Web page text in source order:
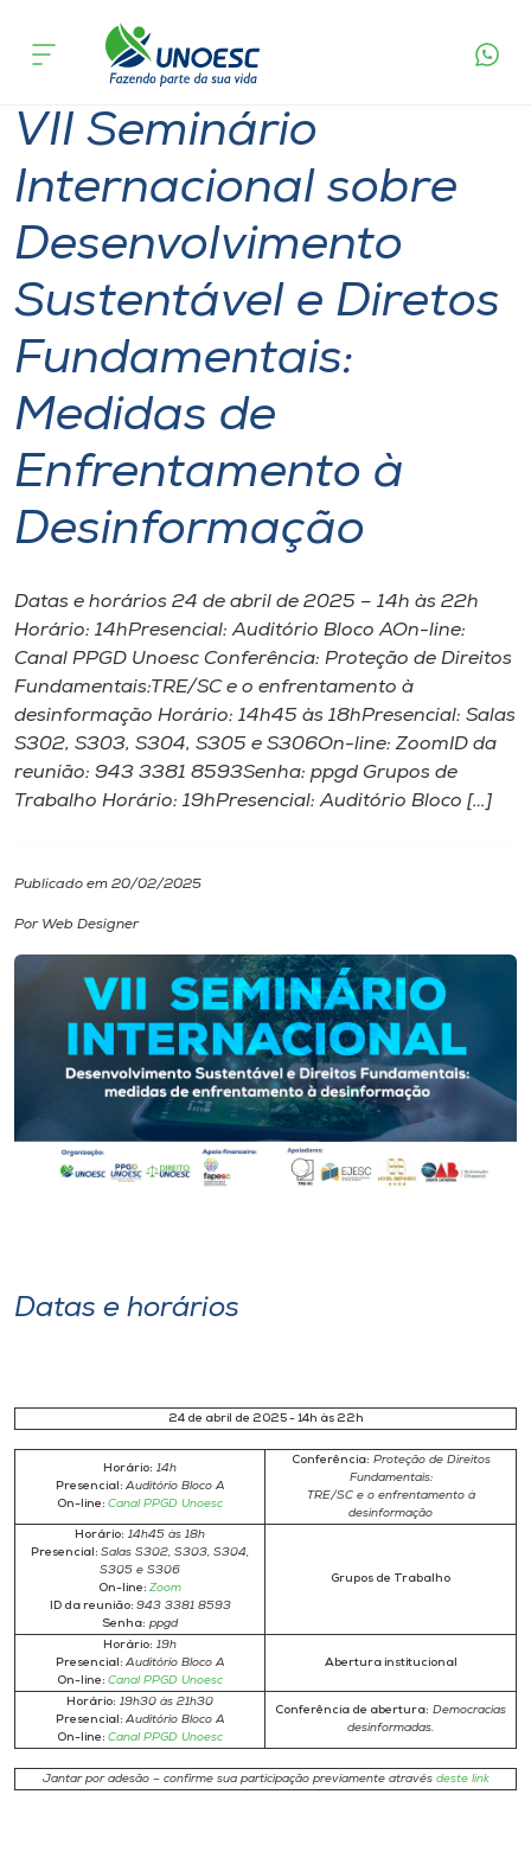
Cursos
Onde estamos
Pesquisa
Atendimento ao Estudante
Portal de Ensino
A
Internacionalização
Diplomados
Cultura
CPA
Editora
Museu
Unoesc
Store
o idioma
A+
acontece
Fundamentais: Medidas de Enfrentamento à
Desinformação
VII Seminário
Internacional sobre
Desenvolvimento
Sustentável e Diretos
Fundamentais:
Medidas de
Enfrentamento à
Desinformação
Datas e horários 24 de abril de 2025 – 14h às 22h
Horário: 14hPresencial: Auditório Bloco AOn-line:
Canal PPGD Unoesc Conferência: Proteção de Direitos
Fundamentais:TRE/SC e o enfrentamento à
desinformação Horário: 14h45 às 18hPresencial: Salas
S302, S303, S304, S305 e S306On-line: ZoomID da
reunião: 943 3381 8593Senha: ppgd Grupos de
Trabalho Horário: 19hPresencial: Auditório Bloco […]
Publicado em 20/02/2025
Por Web Designer
Datas e horários
24 de abril de 2025 - 14h às 22h
Horário: 14h
Presencial: Auditório Bloco A
On-line: Canal PPGD Unoesc
Conferência: Proteção de Direitos
Fundamentais:
TRE/SC e o enfrentamento à
desinformação
Horário: 14h45 às 18h
Presencial: Salas S302, S303, S304,
S305 e S306
On-line: Zoom
ID da reunião: 943 3381 8593
Senha: ppgd
Grupos de Trabalho
Horário: 19h
Presencial: Auditório Bloco A
On-line: Canal PPGD Unoesc
Abertura institucional
Horário: 19h30 às 21h30
Presencial: Auditório Bloco A
On-line: Canal PPGD Unoesc
Conferência de abertura: Democracias
desinformadas.
Jantar por adesão – confirme sua participação previamente através deste link